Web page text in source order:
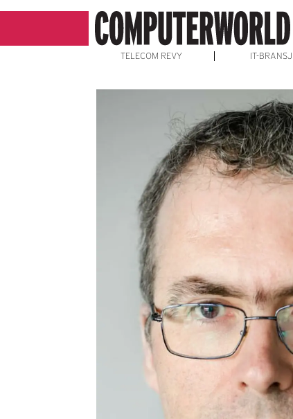
TELECOM REVY IT-